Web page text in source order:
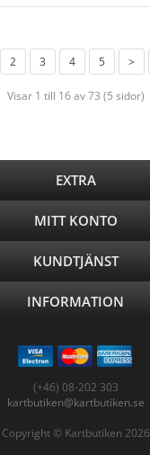
2 3 4 5 >
Visar 1 till 16 av 73 (5 sidor)
EXTRA
MITT KONTO
KUNDTJÄNST
INFORMATION
(+46) 08-202 303
kartbutiken@kartbutiken.se
Copyright © Kartbutiken 2026